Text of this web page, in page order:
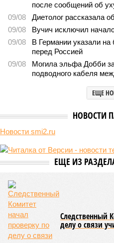
после сообщений об
09/08
Диетолог рассказала
09/08
Вучич исключил
09/08
В Германии указали
перед Россией
09/08
Могила эльфа Добби
подводного кабеля
ЕЩЕ
НОВОСТИ
Новости smi2.ru
ЕЩЕ ИЗ
Следственный
делу о связи